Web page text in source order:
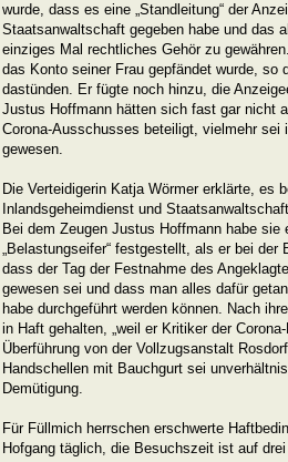
wurde, dass es eine „Standleitung“ der
Staatsanwaltschaft gegeben habe und das
einziges Mal rechtliches Gehör zu
das Konto seiner Frau gepfändet wurde, so
dastünden. Er fügte noch hinzu, die
Justus Hoffmann hätten sich fast gar nicht
Corona-Ausschusses beteiligt, vielmehr sei
gewesen.
Die Verteidigerin Katja Wörmer erklärte, es
Inlandsgeheimdienst und
Bei dem Zeugen Justus Hoffmann habe sie
„Belastungseifer“ festgestellt, als er bei der
dass der Tag der Festnahme des
gewesen sei und dass man alles dafür
habe durchgeführt werden können. Nach
in Haft gehalten, „weil er Kritiker der
Überführung von der Vollzugsanstalt
Handschellen mit Bauchgurt sei
Demütigung.
Für Füllmich herrschen erschwerte
Hofgang täglich, die Besuchszeit ist auf